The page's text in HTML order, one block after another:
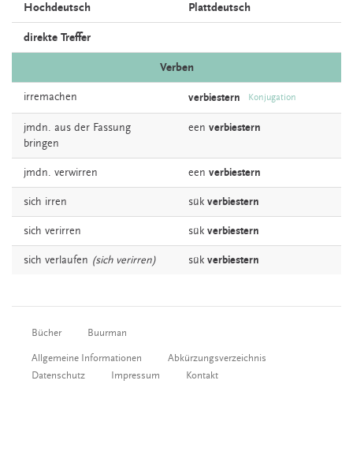
Hochdeutsch Plattdeutsch
direkte Treffer
Verben
irremachen verbiestern Konjugation
jmdn. aus der Fassung
bringen
een verbiestern
jmdn. verwirren een verbiestern
sich irren sük verbiestern
sich verirren sük verbiestern
sich verlaufen (sich verirren) sük verbiestern
Bücher Buurman
Allgemeine Informationen
Abkürzungsverzeichnis
Datenschutz
Impressum Kontakt